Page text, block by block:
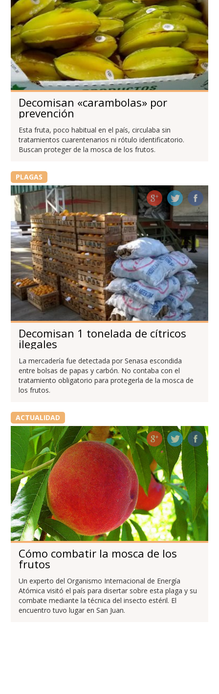
Decomisan «carambolas» por
prevención
Esta fruta, poco habitual en el país, circulaba sin
tratamientos cuarentenarios ni rótulo identificatorio.
Buscan proteger de la mosca de los frutos.
PLAGAS
Decomisan 1 tonelada de cítricos
ilegales
La mercadería fue detectada por Senasa escondida
entre bolsas de papas y carbón. No contaba con el
tratamiento obligatorio para protegerla de la mosca de
los frutos.
ACTUALIDAD
Cómo combatir la mosca de los
frutos
Un experto del Organismo Internacional de Energía
Atómica visitó el país para disertar sobre esta plaga y su
combate mediante la técnica del insecto estéril. El
encuentro tuvo lugar en San Juan.